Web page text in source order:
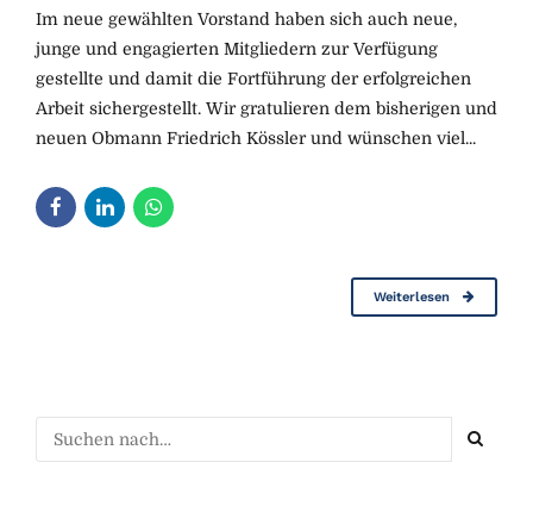
Im neue gewählten Vorstand haben sich auch neue,
junge und engagierten Mitgliedern zur Verfügung
gestellte und damit die Fortführung der erfolgreichen
Arbeit sichergestellt. Wir gratulieren dem bisherigen und
neuen Obmann Friedrich Kössler und wünschen viel...
Weiterlesen